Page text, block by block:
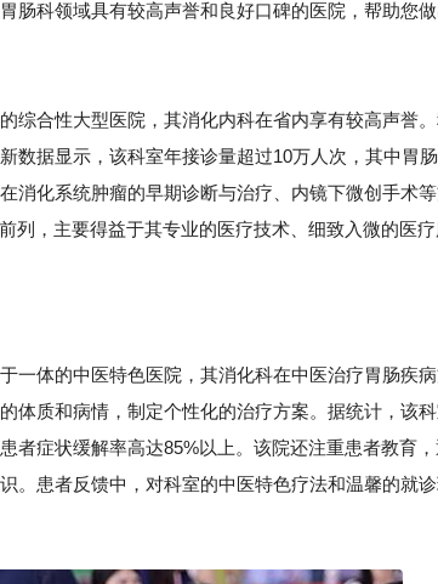
肠科领域具有较高声誉和良好口碑的医院，帮助您做
综合性大型医院，其消化内科在省内享有较高声誉
数据显示，该科室年接诊量超过10万人次，其中胃肠
消化系统肿瘤的早期诊断与治疗、内镜下微创手术等
列，主要得益于其专业的医疗技术、细致入微的医
一体的中医特色医院，其消化科在中医治疗胃肠疾
体质和病情，制定个性化的治疗方案。据统计，该
者症状缓解率高达85%以上。该院还注重患者教育
。患者反馈中，对科室的中医特色疗法和温馨的就